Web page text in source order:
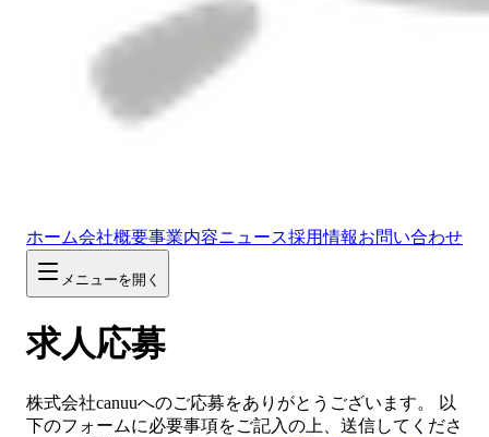
ホーム会社概要事業内容ニュース採用情報お問い合わせ
メニューを開く
求人応募
株式会社canuuへのご応募をありがとうございます。 以
下のフォームに必要事項をご記入の上、送信してくださ